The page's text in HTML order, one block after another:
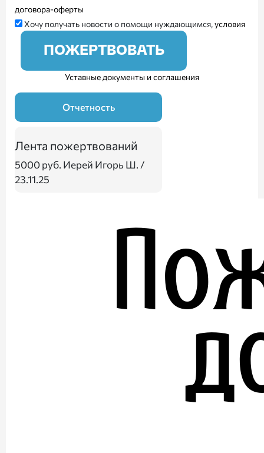
договора-оферты
Хочу получать новости о помощи нуждающимся,условия
ПОЖЕРТВОВАТЬ
Уставные документы и соглашения
Отчетность
Лента пожертвований
5000 руб. Иерей Игорь Ш. /
23.11.25